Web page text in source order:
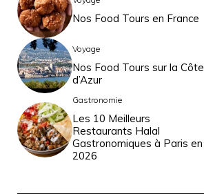
Nos Food Tours en France
Voyage
Nos Food Tours sur la Côte
d’Azur
Gastronomie
Les 10 Meilleurs
Restaurants Halal
Gastronomiques à Paris en
2026